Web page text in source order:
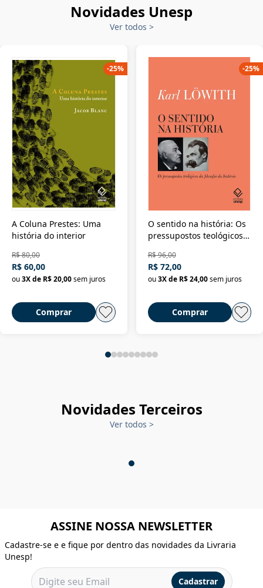
Novidades Unesp
Ver todos >
A Coluna Prestes: Uma
história do interior
R$ 80,00
R$ 60,00
ou3X de R$ 20,00sem juros
Comprar
-25%
O sentido na história: Os
pressupostos teológicos
R$ 96,00
R$ 72,00
ou 3X de R$ 24,00 sem juros
Comprar
-25%
Novidades Terceiros
Ver todos >
ASSINE NOSSA NEWSLETTER
Cadastre-se e e fique por dentro das novidades da Livraria
Unesp!
Cadastrar